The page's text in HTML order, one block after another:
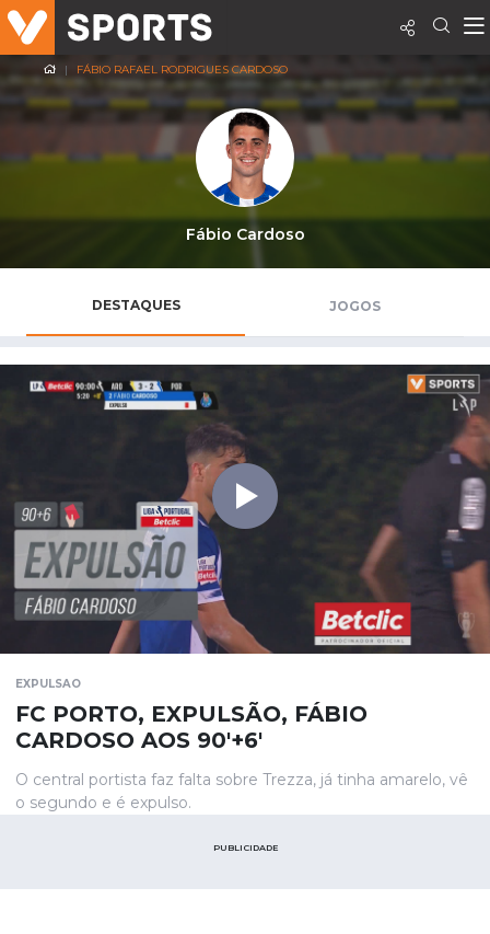
FÁBIO RAFAEL RODRIGUES CARDOSO
Fábio Cardoso
DESTAQUES JOGOS
EXPULSAO
FC PORTO, EXPULSÃO, FÁBIO
CARDOSO AOS 90'+6'
O central portista faz falta sobre Trezza, já tinha amarelo, vê
o segundo e é expulso.
PUBLICIDADE